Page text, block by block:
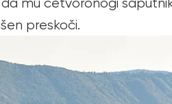
preskoči.